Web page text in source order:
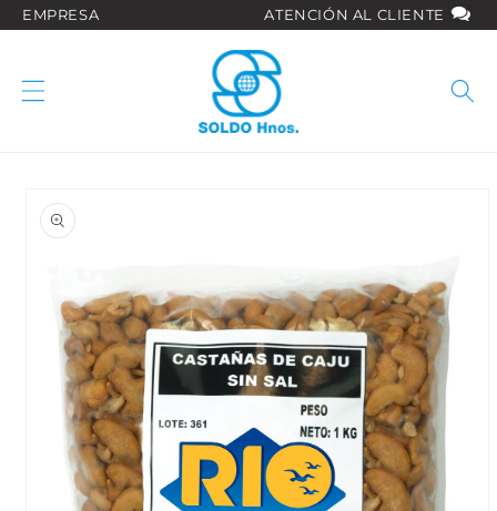
directamente
EMPRESA ATENCIÓN AL CLIENTE
información